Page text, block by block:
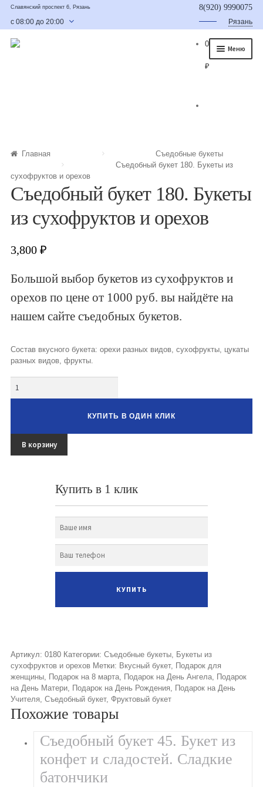
Славянский проспект 6, Рязань
с 08:00 до 20:00
8(920) 9990075
Рязань
Меню
Букет для мужчины
Букет из фруктов и овощей
Сладкие букеты из конфет
Букеты из сухофруктов и орехов
Овощные букеты
Детские букеты
Букеты из раков и рыбы
Доставка
0
₽
Главная
Съедобные букеты
Съедобный букет 180. Букеты из
сухофруктов и орехов
Съедобный букет 180. Букеты
из сухофруктов и орехов
3,800₽
Большой выбор букетов из сухофруктов и
орехов по цене от 1000 руб. вы найдёте на
нашем сайте съедобных букетов.
Состав вкусного букета: орехи разных видов, сухофрукты, цукаты
разных видов, фрукты.
КУПИТЬ В ОДИН КЛИК
В корзину
Купить в 1 клик
Артикул:0180 Категории:Съедобные букеты, Букеты из
сухофруктов и орехов Метки: Вкусный букет, Подарок для
женщины, Подарок на 8 марта, Подарок на День Ангела, Подарок
на День Матери, Подарок на День Рождения, Подарок на День
Учителя,Съедобный букет,Фруктовый букет
Похожие товары
Съедобный букет 45. Букет из
конфет и сладостей. Сладкие
батончики